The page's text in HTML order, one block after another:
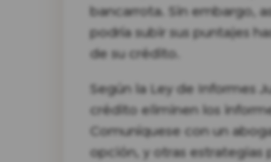
bancarrota. Sin embargo,
podría subir sus puntajes
de su crédito.
Según la Ley de Informes
crédito eliminen los
Comuníquese con un
opción, y otras estrategias